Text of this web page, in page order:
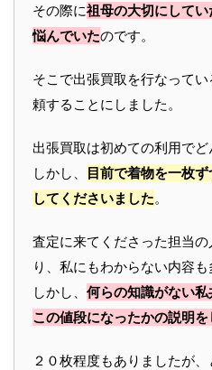
その際に祖母の大切にして
悩んでいたのです。
そこで出張買取を行なって
頼することにしました。
出張買取は初めての利用でど
しかし、
目前で着物を一枚
してくださいました。
査定に来てくださった担当
り、私にもわからない内容も
しかし、 何らの知識がない
この値段になったかの説明
２０枚程度もありましたが